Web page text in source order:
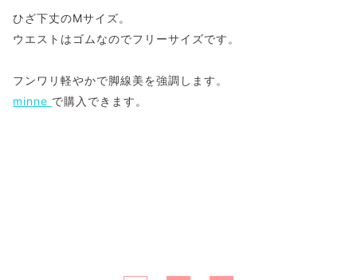
ひざ下丈のMサイズ。
ウエストはゴムなのでフリーサイズです。
フンワリ軽やかで脚線美を強調します。
minne で購入できます。